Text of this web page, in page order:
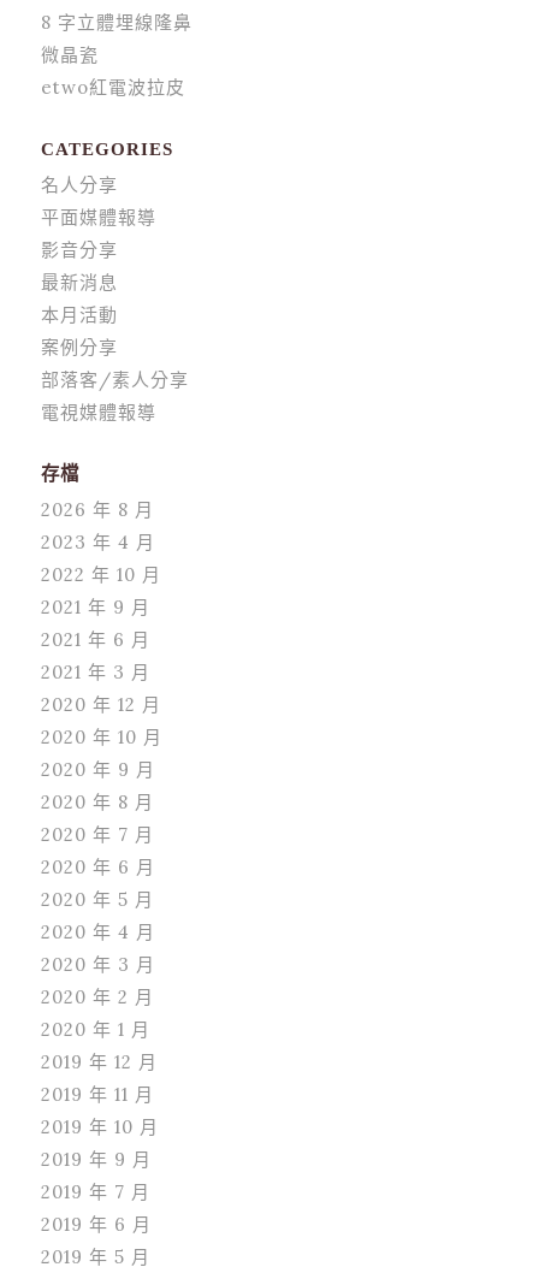
8 字立體埋線隆鼻
微晶瓷
etwo紅電波拉皮
CATEGORIES
名人分享
平面媒體報導
影音分享
最新消息
本月活動
案例分享
部落客/素人分享
電視媒體報導
存檔
2026 年 8 月
2023 年 4 月
2022 年 10 月
2021 年 9 月
2021 年 6 月
2021 年 3 月
2020 年 12 月
2020 年 10 月
2020 年 9 月
2020 年 8 月
2020 年 7 月
2020 年 6 月
2020 年 5 月
2020 年 4 月
2020 年 3 月
2020 年 2 月
2020 年 1 月
2019 年 12 月
2019 年 11 月
2019 年 10 月
2019 年 9 月
2019 年 7 月
2019 年 6 月
2019 年 5 月